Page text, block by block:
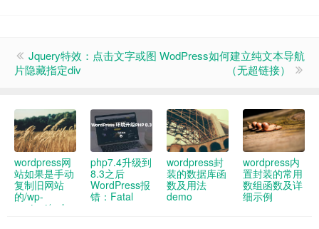
Jquery特效：点击文字或图
片隐藏指定div
WodPress如何建立纯文本导航
（无超链接）
wordpress网
站如果是手动
复制旧网站
的/wp-
content/uploads
php7.4升级到
8.3之后
WordPress报
错：Fatal
wordpress封
装的数据库函
数及用法
demo
wordpress内
置封装的常用
数组函数及详
细示例